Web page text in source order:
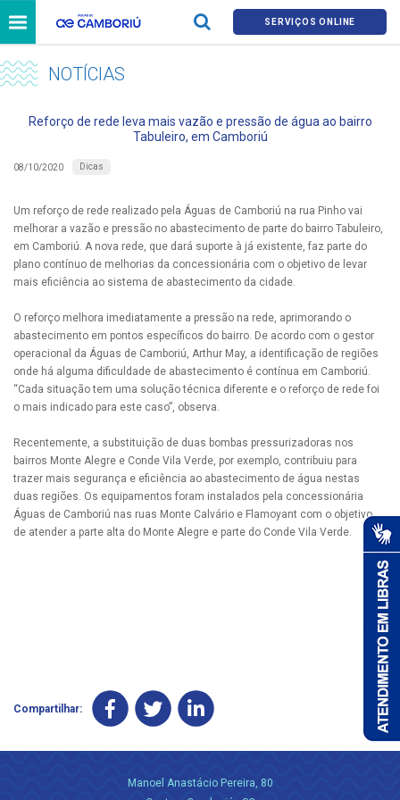
SERVIÇOS ONLINE
NOTÍCIAS
Reforço de rede leva mais vazão e pressão de água ao bairro
Tabuleiro, em Camboriú
08/10/2020 Dicas
Um reforço de rede realizado pela Águas de Camboriú na rua Pinho vai
melhorar a vazão e pressão no abastecimento de parte do bairro Tabuleiro,
em Camboriú. A nova rede, que dará suporte à já existente, faz parte do
plano contínuo de melhorias da concessionária com o objetivo de levar
mais eficiência ao sistema de abastecimento da cidade.
O reforço melhora imediatamente a pressão na rede, aprimorando o
abastecimento em pontos específicos do bairro. De acordo com o gestor
operacional da Águas de Camboriú, Arthur May, a identificação de regiões
onde há alguma dificuldade de abastecimento é contínua em Camboriú.
“Cada situação tem uma solução técnica diferente e o reforço de rede foi
o mais indicado para este caso”, observa.
Recentemente, a substituição de duas bombas pressurizadoras nos
bairros Monte Alegre e Conde Vila Verde, por exemplo, contribuiu para
trazer mais segurança e eficiência ao abastecimento de água nestas
duas regiões. Os equipamentos foram instalados pela concessionária
Águas de Camboriú nas ruas Monte Calvário e Flamoyant com o objetivo
de atender a parte alta do Monte Alegre e parte do Conde Vila Verde.
Compartilhar:
Manoel Anastácio Pereira, 80